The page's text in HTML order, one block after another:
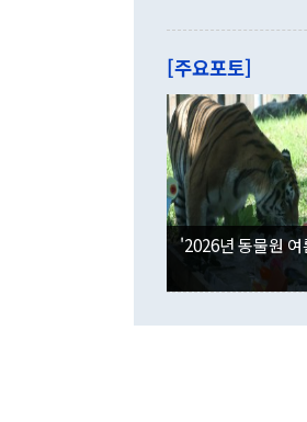
[주요포토]
'2026년 동물원 여